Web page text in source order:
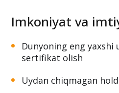
Imkoniyat va
Dunyoning eng
sertifikat olish
Uydan chiqmagan